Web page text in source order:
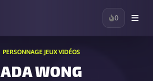
0
PERSONNAGE JEUX VIDÉOS
ADA WONG